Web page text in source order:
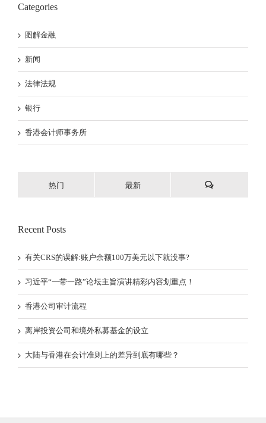
Categories
图解金融
新闻
法律法规
银行
香港会计师事务所
热门 最新
Recent Posts
有关CRS的误解:账户余额100万美元以下就没事?
习近平“一带一路”论坛主旨演讲精彩内容划重点！
香港公司审计流程
离岸投资公司和境外私募基金的设立
大陆与香港在会计准则上的差异到底有哪些？